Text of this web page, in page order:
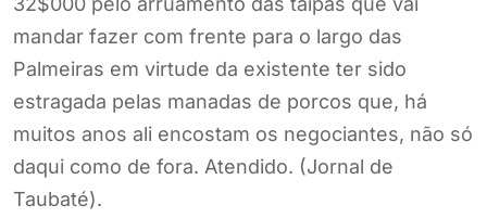
mandar fazer com frente para o largo das
Palmeiras em virtude da existente ter sido
estragada pelas manadas de porcos que, há
muitos anos ali encostam os negociantes, não só
daqui como de fora. Atendido. (Jornal de
Taubaté).